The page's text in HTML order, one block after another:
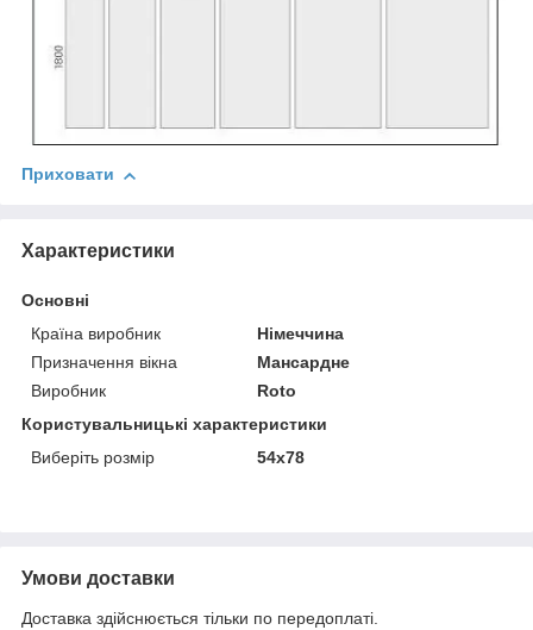
Приховати
Характеристики
Основні
Країна виробник
Німеччина
Призначення вікна
Мансардне
Виробник
Roto
Користувальницькі характеристики
Виберіть розмір
54x78
Умови доставки
Доставка здійснюється тільки по передоплаті.